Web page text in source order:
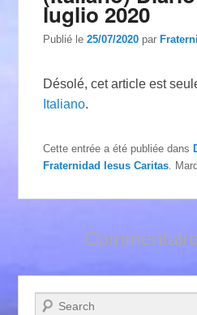
luglio 2020
Publié le25/07/2020 par
Désolé, cet article est
Italiano.
Cette entrée a été publiée dans
Fraternidad Iesus Caritas .
Recherche